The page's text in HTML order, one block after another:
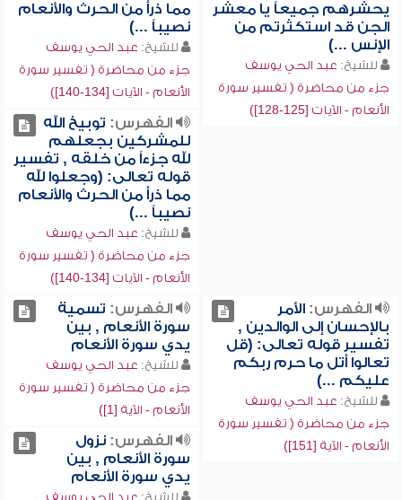
يحشرهم جميعاً يا معشر
الجن قد استكثرتم من
الإنس ...)
للشيخ: عبد الحي يوسف
جزء من محاضرة ( تفسير سورة
الأنعام - الآيات [125-128])
مما ذرأ من الحرث والأنعام
نصيباً ...)
للشيخ: عبد الحي يوسف
جزء من محاضرة ( تفسير سورة
الأنعام - الآيات [134-140])
الفهرس: توبيخ الله
للمشركين بجعلهم
لله جزءاً من خلقه , تفسير
قوله تعالى: (وجعلوا لله
مما ذرأ من الحرث والأنعام
نصيباً ...)
للشيخ: عبد الحي يوسف
جزء من محاضرة ( تفسير سورة
الأنعام - الآيات [134-140])
الفهرس:الأمر
بالإحسان إلى الوالدين ,
تفسير قوله تعالى: (قل
تعالوا أتل ما حرم ربكم
عليكم ...)
للشيخ: عبد الحي يوسف
جزء من محاضرة ( تفسير سورة
الأنعام - الآية [151])
الفهرس: تسمية
سورة الأنعام , بين
يدي سورة الأنعام
للشيخ: عبد الحي يوسف
جزء من محاضرة ( تفسير سورة
الأنعام - الآية [1])
الفهرس:نزول
سورة الأنعام , بين
يدي سورة الأنعام
للشيخ: عبد الحي يوسف